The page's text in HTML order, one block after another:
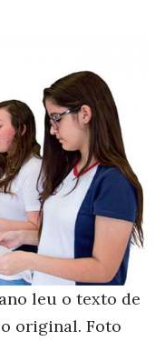
leu o texto de
original. Foto